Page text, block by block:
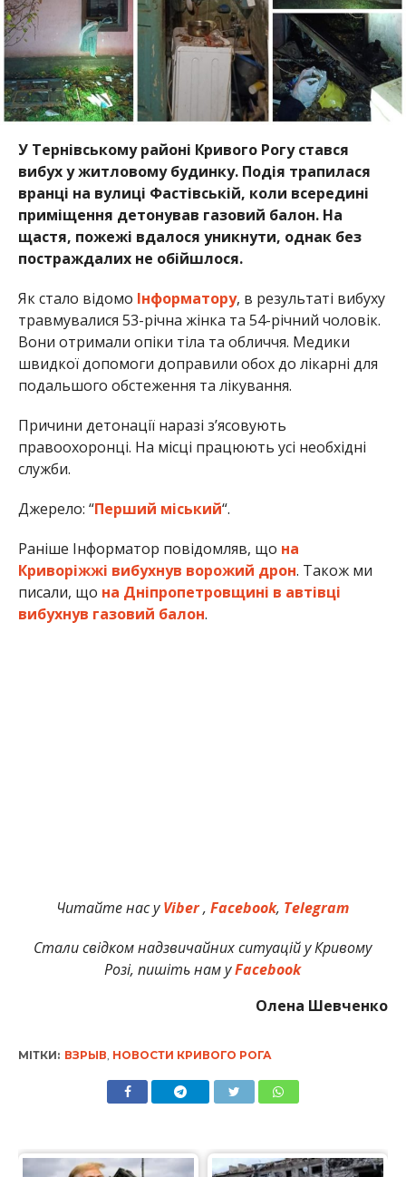
У Тернівському районі Кривого Рогу стався
вибух у житловому будинку. Подія трапилася
вранці на вулиці Фастівській, коли всередині
приміщення детонував газовий балон. На
щастя, пожежі вдалося уникнути, однак без
постраждалих не обійшлося.
Як стало відомо Інформатору, в результаті вибуху
травмувалися 53-річна жінка та 54-річний чоловік.
Вони отримали опіки тіла та обличчя. Медики
швидкої допомоги доправили обох до лікарні для
подальшого обстеження та лікування.
Причини детонації наразі з’ясовують
правоохоронці. На місці працюють усі необхідні
служби.
Джерело: “Перший міський“.
Раніше Інформатор повідомляв, що на
Криворіжжі вибухнув ворожий дрон. Також ми
писали, що на Дніпропетровщині в автівці
вибухнув газовий балон.
Читайте нас уViber,Facebook, Telegram
Стали свідком надзвичайних ситуацій у Кривому
Розі, пишіть нам уFacebook
Олена Шевченко
МІТКИ: ВЗРЫВ, НОВОСТИ КРИВОГО РОГА